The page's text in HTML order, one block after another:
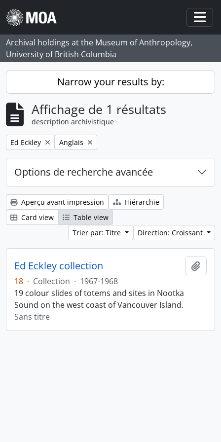
Skip to main content
Archival holdings at the Museum of Anthropology,
University of British Columbia
Narrow your results by:
Affichage de 1 résultats
description archivistique
Remove filter:
Ed Eckley Remove filter:
Anglais
Options de recherche avancée
Aperçu avant impression
Hiérarchie
Card view
Table view
Trier par: Titre
Direction: Croissant
Ed Eckley collection
18 · Collection · 1967-1968
19 colour slides of totems and sites in Nootka
Sound on the west coast of Vancouver Island.
Sans titre